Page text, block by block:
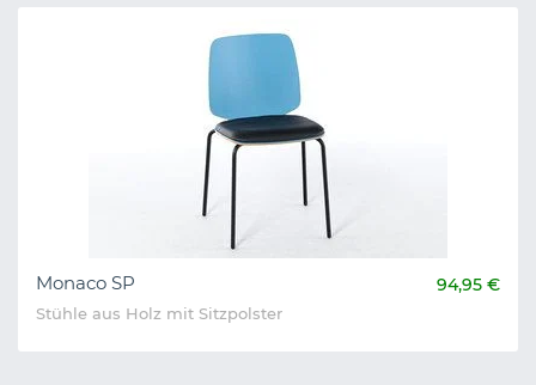
Monaco SP 94,95 €
Stühle aus Holz mit Sitzpolster